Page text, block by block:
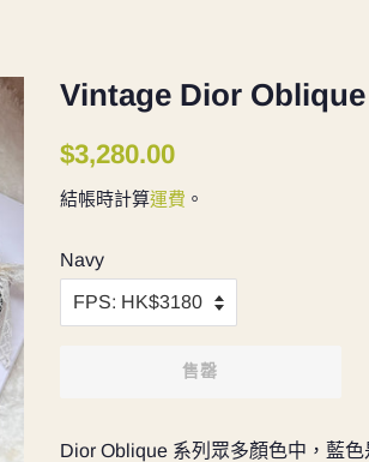
Vintage Dior
定
$3,280.00
結帳時計算運費 。
Navy
售罄
Dior Oblique 系列眾多顏色中，藍色